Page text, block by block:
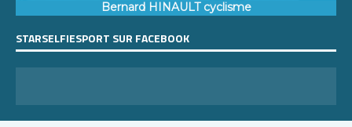
Bernard HINAULT cyclisme
STARSELFIESPORT SUR FACEBOOK